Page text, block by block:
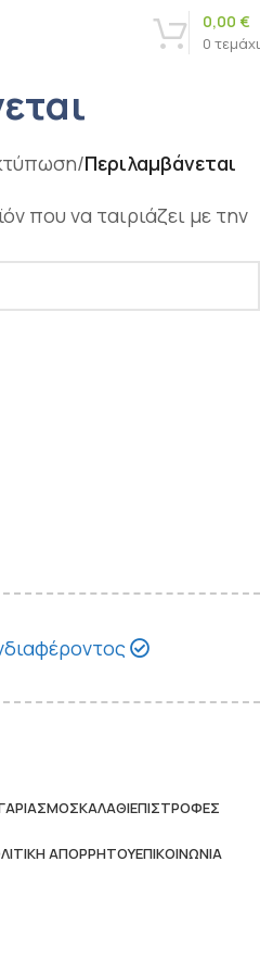
0
0,00 €
/Περιλαμβάνεται
που να ταιριάζει με την
ΚΑΛΆΘΙΕΠΙΣΤΡΟΦΈΣ
ΑΠΟΡΡΉΤΟΥΕΠΙΚΟΙΝΩΝΊΑ